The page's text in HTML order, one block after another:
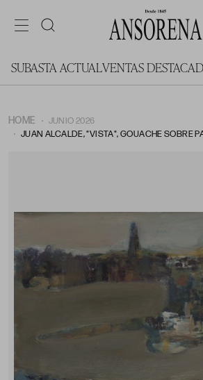
SUBASTA ACTUALVENTAS
HOME
JUNIO 2026
JUAN ALCALDE, "VISTA", GOUACHE SOBRE